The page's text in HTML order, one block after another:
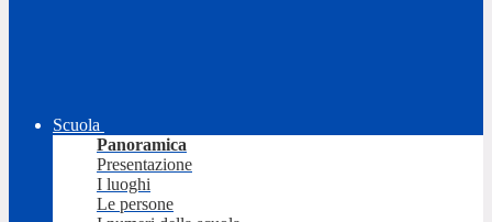
Scuola
Panoramica
Presentazione
I luoghi
Le persone